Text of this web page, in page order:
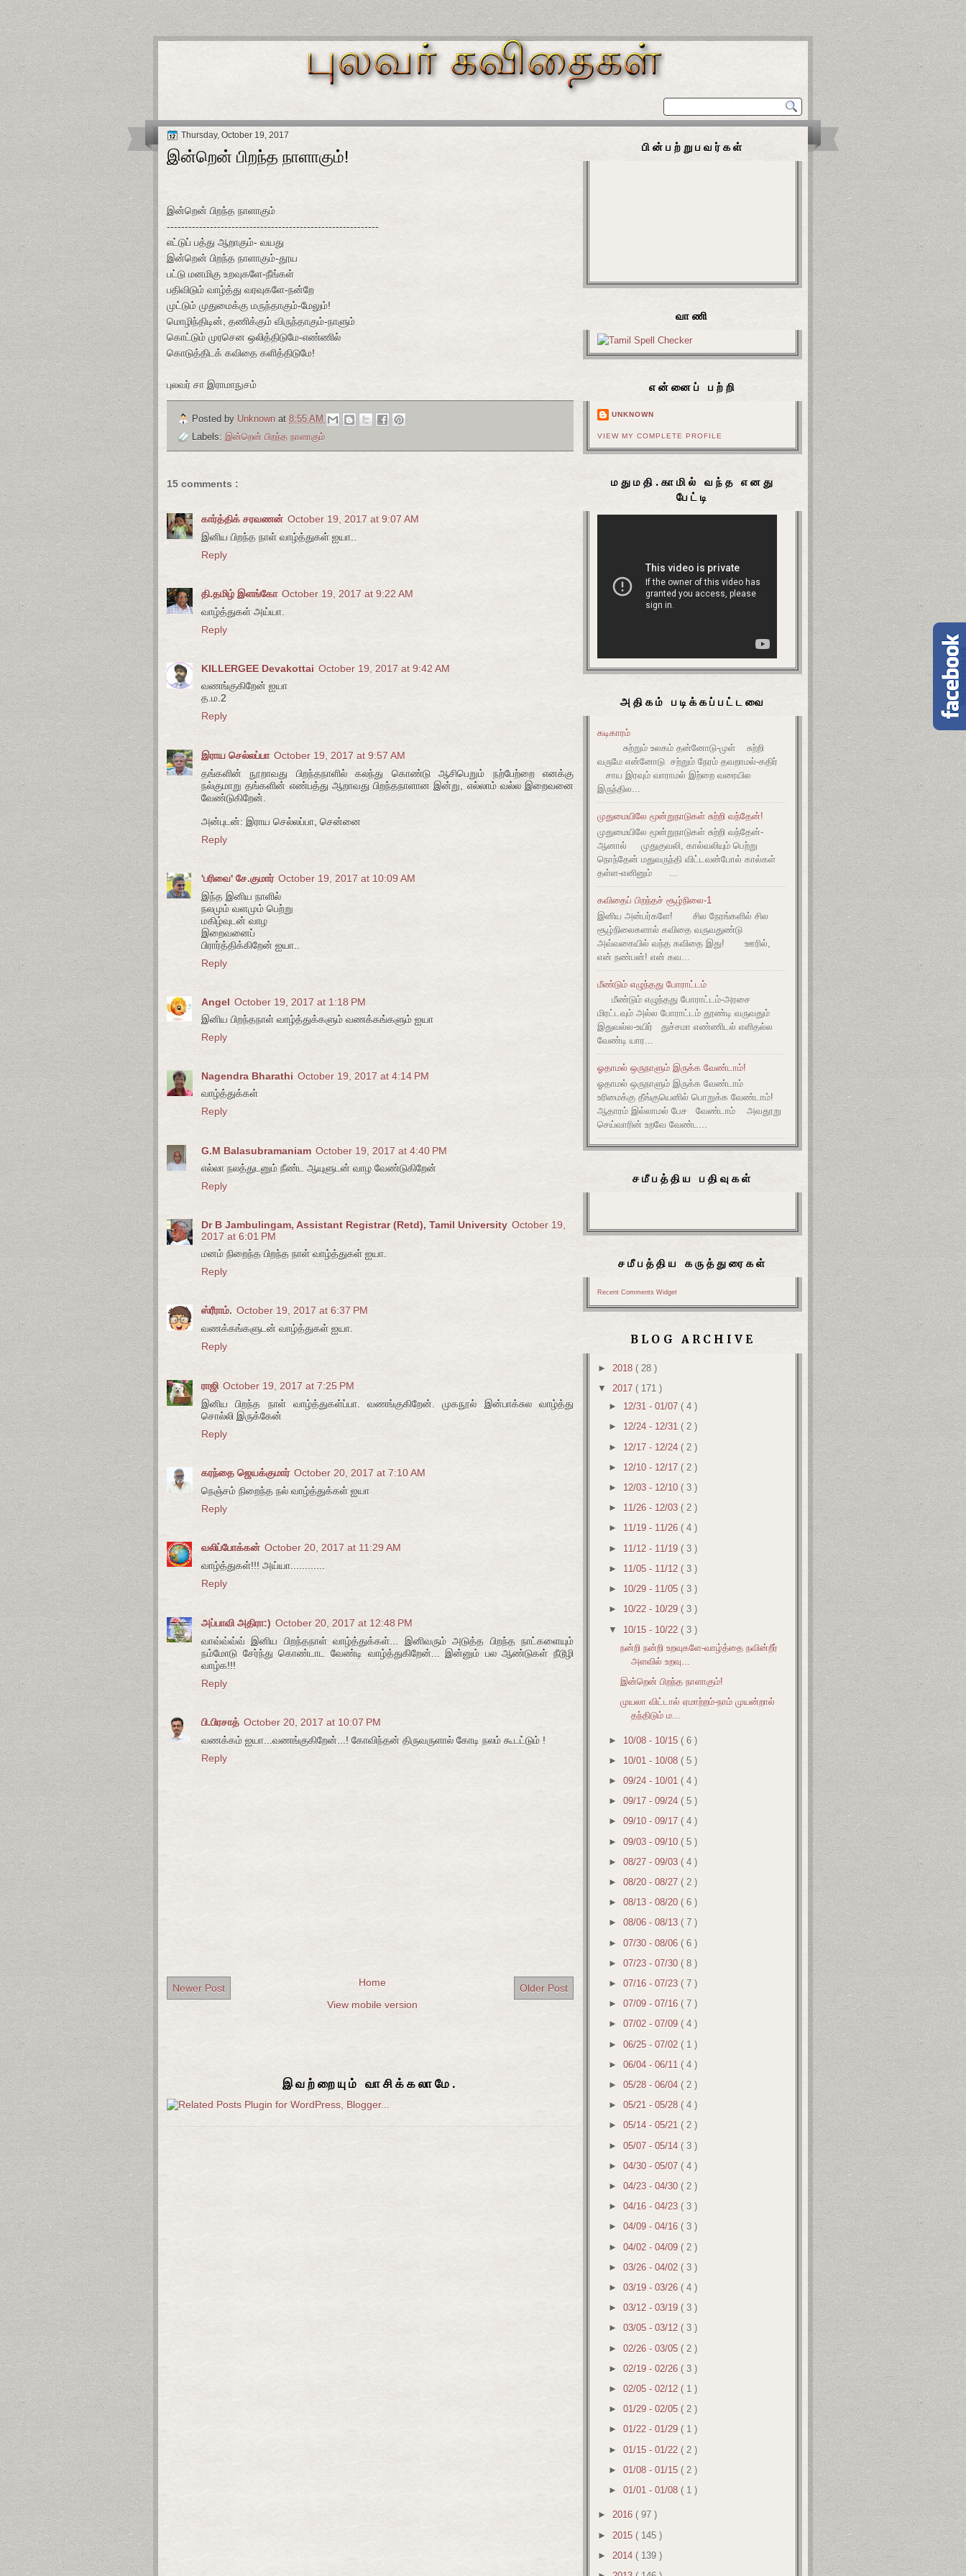
Thursday, October 19, 2017
இன்றென் பிறந்த நாளாகும்!
இன்றென் பிறந்த நாளாகும்
-----------------------------------------------------------
எட்டுப் பத்து ஆறாகும்- வயது
இன்றென் பிறந்த நாளாகும்-தூய
பட்டு மனமிகு உறவுகளே-நீங்கள்
பதிவிடும் வாழ்த்து வரவுகளே-நன்றே
முட்டும் முதுமைக்கு மருந்தாகும்-மேலும்!
மொழிந்திடின், தணிக்கும் விருந்தாகும்-நாளும்
கொட்டும் முரசென ஒலித்திடுமே-எண்ணில்
கொடுத்திடக் கவிதை களித்திடுமே!
புலவர் சா இராமாநுசம்
Posted by Unknown at 8:55 AM
Labels: இன்றென் பிறந்த நாளாகும்
15 comments :
கார்த்திக் சரவணன் October 19, 2017 at 9:07 AM
இனிய பிறந்த நாள் வாழ்த்துகள் ஐயா..
Reply
தி.தமிழ் இளங்கோ October 19, 2017 at 9:22 AM
வாழ்த்துகள் அய்யா.
Reply
KILLERGEE Devakottai October 19, 2017 at 9:42 AM
வணங்குகிறேன் ஐயா
த.ம.2
Reply
இராய செல்லப்பா October 19, 2017 at 9:57 AM
தங்களின் நூறாவது பிறந்தநாளில் கலந்து கொண்டு ஆசிபெறும் நற்பேற்றை எனக்கு
நல்குமாறு தங்களின் எண்பத்து ஆறாவது பிறந்தநாளான இன்று, எல்லாம் வல்ல இறைவனை
வேண்டுகிறேன்.
அன்புடன்: இராய செல்லப்பா, சென்னை
Reply
'பரிவை' சே.குமார் October 19, 2017 at 10:09 AM
இந்த இனிய நாளில்
நலமும் வளமும் பெற்று
மகிழ்வுடன் வாழ
இறைவனைப்
பிரார்த்திக்கிறேன் ஐயா..
Reply
Angel October 19, 2017 at 1:18 PM
இனிய பிறந்தநாள் வாழ்த்துக்களும் வணக்கங்களும் ஐயா
Reply
Nagendra Bharathi October 19, 2017 at 4:14 PM
வாழ்த்துக்கள்
Reply
G.M Balasubramaniam October 19, 2017 at 4:40 PM
எல்லா நலத்துடனும் நீண்ட ஆயுளுடன் வாழ வேண்டுகிறேன்
Reply
Dr B Jambulingam, Assistant Registrar (Retd), Tamil University October 19,
2017 at 6:01 PM
மனம் நிறைந்த பிறந்த நாள் வாழ்த்துகள் ஐயா.
Reply
ஸ்ரீராம். October 19, 2017 at 6:37 PM
வணக்கங்களுடன் வாழ்த்துகள் ஐயா.
Reply
ராஜி October 19, 2017 at 7:25 PM
இனிய பிறந்த நாள் வாழ்த்துகள்ப்பா. வணங்குகிறேன். முகநூல் இன்பாக்சுல வாழ்த்து
சொல்லி இருக்கேன்
Reply
கரந்தை ஜெயக்குமார் October 20, 2017 at 7:10 AM
நெஞ்சம் நிறைந்த நல் வாழ்த்துக்கள் ஐயா
Reply
வலிப்போக்கன் October 20, 2017 at 11:29 AM
வாழ்த்துகள்!!! அய்யா............
Reply
அப்பாவி அதிரா:) October 20, 2017 at 12:48 PM
வாவ்வ்வ்வ் இனிய பிறந்தநாள் வாழ்த்துக்கள்... இனிவரும் அடுத்த பிறந்த நாட்களையும்
நம்மோடு சேர்ந்து கொண்டாட வேண்டி வாழ்த்துகிறேன்... இன்னும் பல ஆண்டுகள் நீடூழி
வாழ்க!!!
Reply
பி.பிரசாத் October 20, 2017 at 10:07 PM
வணக்கம் ஐயா...வணங்குகிறேன்...! கோவிந்தன் திருவருளால் கோடி நலம் கூடட்டும் !
Reply
Newer Post Older Post
Home
View mobile version
இவற்றையும் வாசிக்கலாமே.
பின்பற்றுபவர்கள்
வாணி
என்னைப் பற்றி
UNKNOWN
VIEW MY COMPLETE PROFILE
மதுமதி.காமில் வந்த எனது
பேட்டி
அதிகம் படிக்கப்பட்டவை
கடிகாரம்
சுற்றும் உலகம் தன்னோடு-முள் சுற்றி
வருமே என்னோடு சற்றும் நேரம் தவறாமல்-கதிர்
சாய இரவும் வாராமல் இற்றை வரையில
இருந்தில...
முதுமையிலே மூன்றுநாடுகள் சுற்றி வந்தேன்!
முதுமையிலே மூன்றுநாடுகள் சுற்றி வந்தேன்-
ஆனால் முதுகுவலி, கால்வலியும் பெற்று
நொந்தேன் மதுவருந்தி விட்டவன்போல் கால்கள்
தள்ள-எனினும் ...
கவிதைப் பிறந்தச் சூழ்நிலை-1
இனிய அன்பர்களே! சில நேரங்களில் சில
சூழ்நிலைகளால் கவிதை வருவதுண்டு
அவ்வகையில் வந்த கவிதை இது! ஊரில்,
என் நண்பன்! என் கவ...
மீண்டும் எழுந்தது போராட்டம்
மீண்டும் எழுந்தது போராட்டம்-அரசை
மிரட்டவும் அல்ல போராட்டம் தூண்டி வருவதும்
இதுவல்ல-உயிர் துச்சமா எண்ணிடல் எளிதல்ல
வேண்டி யார...
ஓதாமல் ஒருநாளும் இருக்க வேண்டாம்!
ஓதாமல் ஒருநாளும் இருக்க வேண்டாம்
உரிமைக்கு தீங்குயெனில் பொறுக்க வேண்டாம்!
ஆதாரம் இல்லாமல் பேச வேண்டாம் அவதூறு
செய்வாரின் உறவே வேண்ட...
சமீபத்திய பதிவுகள்
சமீபத்திய கருத்துரைகள்
Recent Comments Widget
BLOG ARCHIVE
► 2018 ( 28 )
▼ 2017 ( 171 )
► 12/31 - 01/07 ( 4 )
► 12/24 - 12/31 ( 2 )
► 12/17 - 12/24 ( 2 )
► 12/10 - 12/17 ( 2 )
► 12/03 - 12/10 ( 3 )
► 11/26 - 12/03 ( 2 )
► 11/19 - 11/26 ( 4 )
► 11/12 - 11/19 ( 3 )
► 11/05 - 11/12 ( 3 )
► 10/29 - 11/05 ( 3 )
► 10/22 - 10/29 ( 3 )
▼ 10/15 - 10/22 ( 3 )
நன்றி நன்றி உறவுகளே-வாழ்த்தை நவின்றீர்
அளவில் உறவு...
இன்றென் பிறந்த நாளாகும்!
முயலா விட்டால் ஏமாற்றம்-நாம் முயன்றால்
தந்திடும் ம...
► 10/08 - 10/15 ( 6 )
► 10/01 - 10/08 ( 5 )
►09/24 - 10/01 ( 4 )
►09/17 - 09/24 ( 5 )
►09/10 - 09/17 ( 4 )
►09/03 - 09/10 ( 5 )
►08/27 - 09/03 ( 4 )
►08/20 - 08/27 ( 2 )
►08/13 - 08/20 ( 6 )
►08/06 - 08/13 ( 7 )
►07/30 - 08/06 ( 6 )
►07/23 - 07/30 ( 8 )
►07/16 - 07/23 ( 7 )
►07/09 - 07/16 ( 7 )
►07/02 - 07/09 ( 4 )
►06/25 - 07/02 ( 1 )
►06/04 - 06/11 ( 4 )
►05/28 - 06/04 ( 2 )
►05/21 - 05/28 ( 4 )
►05/14 - 05/21 ( 2 )
►05/07 - 05/14 ( 3 )
►04/30 - 05/07 ( 4 )
►04/23 - 04/30 ( 2 )
►04/16 - 04/23 ( 3 )
►04/09 - 04/16 ( 3 )
►04/02 - 04/09 ( 2 )
►03/26 - 04/02 ( 3 )
►03/19 - 03/26 ( 4 )
►03/12 - 03/19 ( 3 )
►03/05 - 03/12 ( 3 )
►02/26 - 03/05 ( 2 )
►02/19 - 02/26 ( 3 )
►02/05 - 02/12 ( 1 )
►01/29 - 02/05 ( 2 )
►01/22 - 01/29 ( 1 )
►01/15 - 01/22 ( 2 )
►01/08 - 01/15 ( 2 )
►01/01 - 01/08 ( 1 )
► 2016 ( 97 )
► 2015 ( 145 )
► 2014 ( 139 )